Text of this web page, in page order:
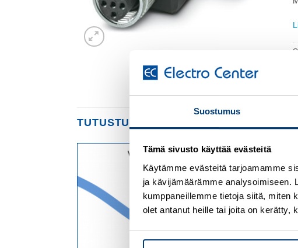
Suostumus
Tämä sivusto käyttää evästeitä
Käytämme evästeitä tarjoamamme
ja kävijämäärämme analysoimiseen.
kumppaneillemme tietoja siitä, miten
olet antanut heille tai joita on kerätty,
TUTUSTU MYÖS
Add to
wishlist